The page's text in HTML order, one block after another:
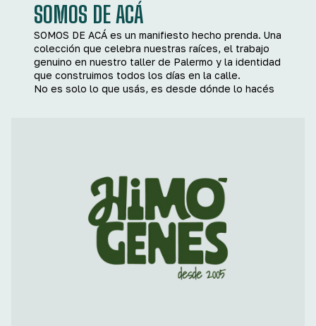
SOMOS DE ACÁ
SOMOS DE ACÁ es un manifiesto hecho prenda. Una
colección que celebra nuestras raíces, el trabajo
genuino en nuestro taller de Palermo y la identidad
que construimos todos los días en la calle.
No es solo lo que usás, es desde dónde lo hacés